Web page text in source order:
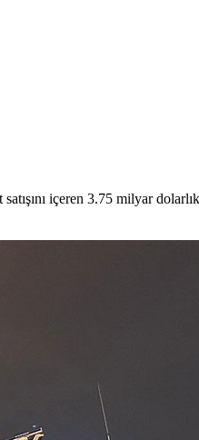
içeren 3.75 milyar